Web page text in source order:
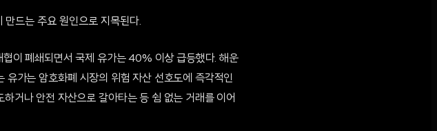
드는 주요 원인으로 지목된다.
이 폐쇄되면서 국제 유가는 40% 이상 급등했다. 해운
유가는 암호화폐 시장의 위험 자산 선호도에 즉각적인
거나 안전 자산으로 갈아타는 등 쉼 없는 거래를 이어